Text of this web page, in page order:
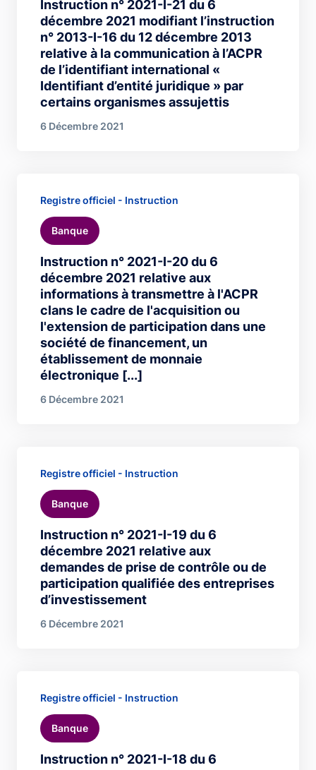
Instruction n° 2021-I-21 du 6
décembre 2021 modifiant l’instruction
n° 2013-I-16 du 12 décembre 2013
relative à la communication à l’ACPR
de l’identifiant international «
Identifiant d’entité juridique » par
certains organismes assujettis
6 Décembre 2021
Instruction n° 2021-I-20 du 6
décembre 2021 relative aux
informations à transmettre à l'ACPR
clans le cadre de l'acquisition ou
l'extension de participation dans une
société de financement, un
établissement de monnaie
électronique [...]
Registre officiel - Instruction
Banque
6 Décembre 2021
Instruction n° 2021-I-19 du 6
décembre 2021 relative aux
demandes de prise de contrôle ou de
participation qualifiée des entreprises
d’investissement
Registre officiel - Instruction
Banque
6 Décembre 2021
Instruction n° 2021-I-18 du 6
Registre officiel - Instruction
Banque